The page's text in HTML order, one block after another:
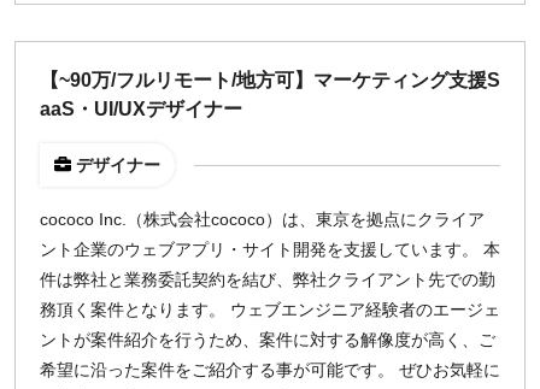
【~90万/フルリモート/地方可】マーケティング支援S
aaS・UI/UXデザイナー
デザイナー
cococo Inc.（株式会社cococo）は、東京を拠点にクライア
ント企業のウェブアプリ・サイト開発を支援しています。 本
件は弊社と業務委託契約を結び、弊社クライアント先での勤
務頂く案件となります。 ウェブエンジニア経験者のエージェ
ントが案件紹介を行うため、案件に対する解像度が高く、ご
希望に沿った案件をご紹介する事が可能です。 ぜひお気軽に